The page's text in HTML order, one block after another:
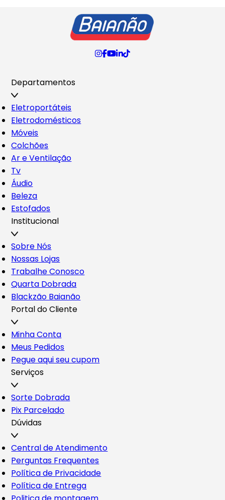
Departamentos
Eletroportáteis
Eletrodomésticos
Móveis
Colchões
Ar e Ventilação
Tv
Áudio
Beleza
Estofados
Institucional
Sobre Nós
Nossas Lojas
Trabalhe Conosco
Quarta Dobrada
Blackzão Baianão
Portal do Cliente
Minha Conta
Meus Pedidos
Pegue aqui seu cupom
Serviços
Sorte Dobrada
Pix Parcelado
Dúvidas
Central de Atendimento
Perguntas Frequentes
Política de Privacidade
Política de Entrega